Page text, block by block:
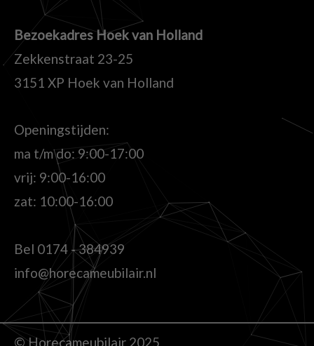
Bezoekadres Hoek van Holland
Zekkenstraat 23-25
3151 XP Hoek van Holland
Openingstijden:
ma t/m do: 9:00-17:00
vrij: 9:00-16:00
zat: 10:00-16:00
Bel 0174 - 384939
info@horecameubilair.nl
© Horecameubilair 2025